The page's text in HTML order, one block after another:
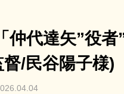
仲代達矢”役
/民谷陽子様)